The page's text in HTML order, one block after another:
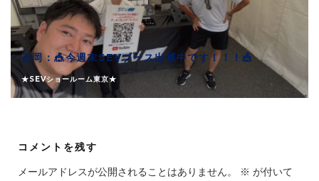
石岡：🎪今週末SEVブース出展中です！！！🎪
★SEVショールーム東京★
コメントを残す
メールアドレスが公開されることはありません。 ※ が付いて